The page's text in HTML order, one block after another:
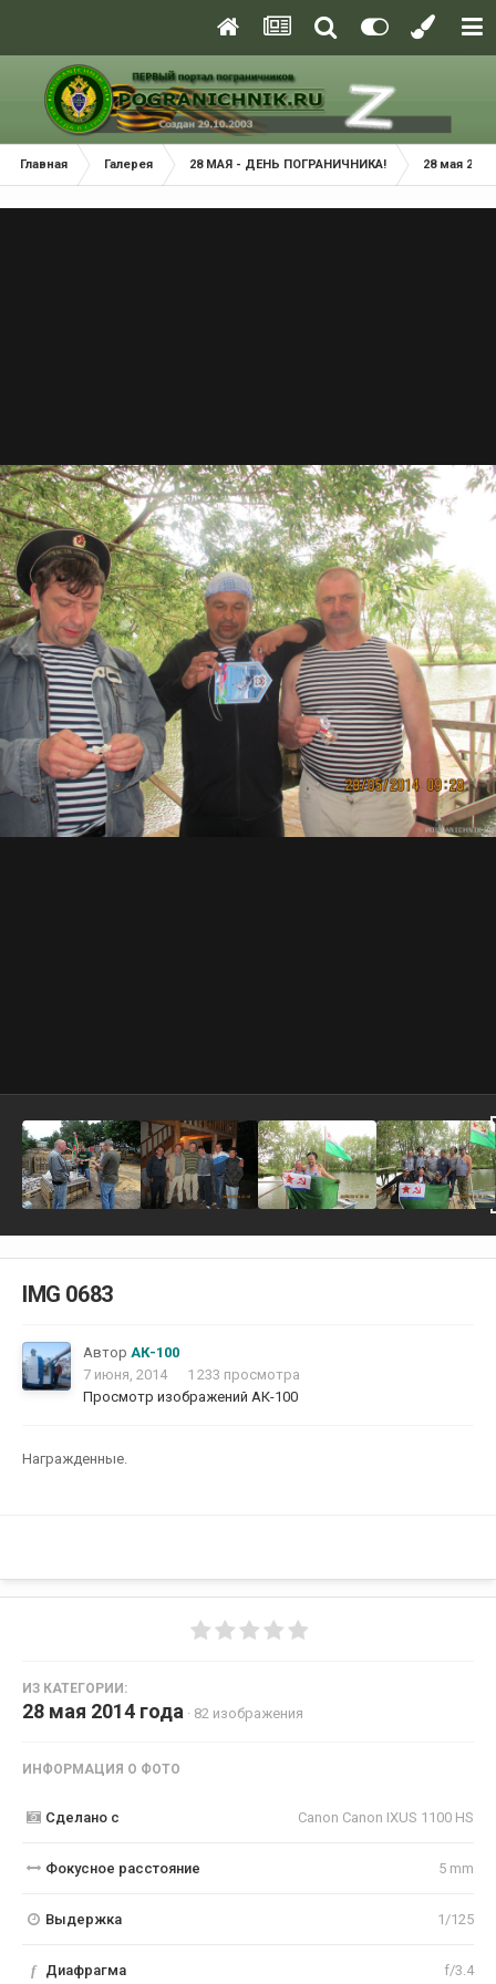
Главная Галерея 28 МАЯ - ДЕНЬ ПОГРАНИЧНИКА! 28 мая
IMG 0683
Автор АК-100
7 июня, 2014
1 233 просмотра
Просмотр изображений АК-100
Награжденные.
ИЗ КАТЕГОРИИ:
28 мая 2014 года · 82 изображения
ИНФОРМАЦИЯ О ФОТО
Сделано с Canon Canon IXUS 1100 HS
Фокусное расстояние 5 mm
Выдержка 1/125
f Диафрагма f/3.4